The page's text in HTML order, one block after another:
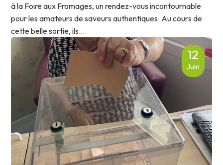
à la Foire aux Fromages, un rendez-vous incontournable
pour les amateurs de saveurs authentiques. Au cours de
cette belle sortie, ils...
12
Juin